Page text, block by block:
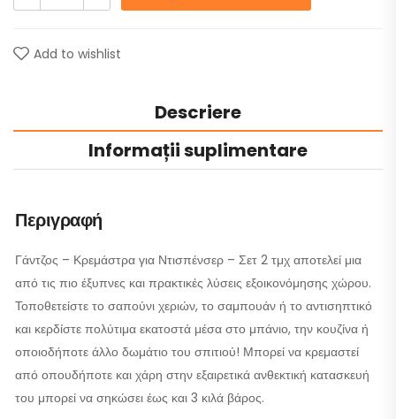
Add to wishlist
Descriere
Informații suplimentare
Περιγραφή
Γάντζος – Κρεμάστρα για Ντισπένσερ – Σετ 2 τμχ αποτελεί μια
από τις πιο έξυπνες και πρακτικές λύσεις εξοικονόμησης χώρου.
Τοποθετείστε το σαπούνι χεριών, το σαμπουάν ή το αντισηπτικό
και κερδίστε πολύτιμα εκατοστά μέσα στο μπάνιο, την κουζίνα ή
οποιοδήποτε άλλο δωμάτιο του σπιτιού! Μπορεί να κρεμαστεί
από οπουδήποτε και χάρη στην εξαιρετικά ανθεκτική κατασκευή
του μπορεί να σηκώσει έως και 3 κιλά βάρος.